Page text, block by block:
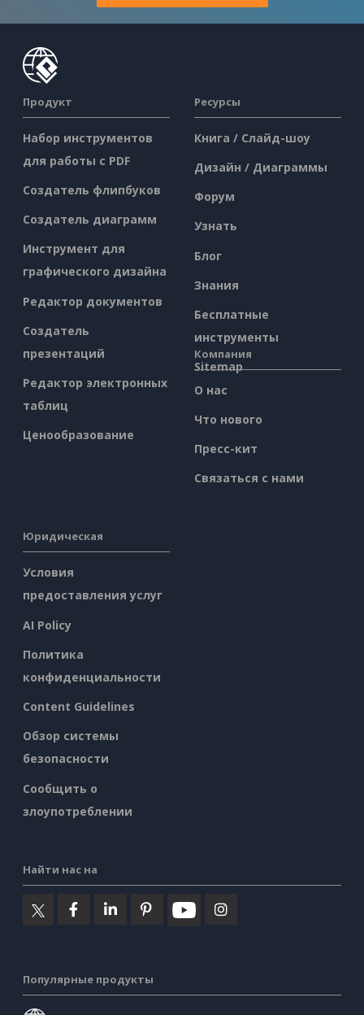
Продукт
Набор инструментов
для работы с PDF
Создатель флипбуков
Создатель диаграмм
Инструмент для
графического дизайна
Редактор документов
Создатель
презентаций
Редактор электронных
таблиц
Ценообразование
Ресурсы
Книга / Слайд-шоу
Дизайн / Диаграммы
Форум
Узнать
Блог
Знания
Бесплатные
инструменты
Sitemap
Компания
О нас
Что нового
Пресс-кит
Связаться с нами
Юридическая
Условия
предоставления услуг
AI Policy
Политика
конфиденциальности
Content Guidelines
Обзор системы
безопасности
Сообщить о
злоупотреблении
Найти нас на
Популярные продукты